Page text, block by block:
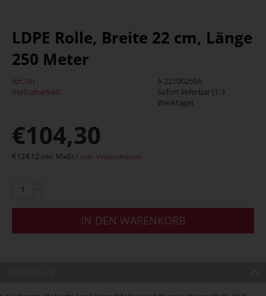
LDPE Rolle, Breite 22 cm, Länge
250 Meter
Art.-Nr.:
A 22100250A
Verfügbarkeit:
Sofort lieferbar (1-3
Werktage)
€104,30
€124,12 inkl. MwSt / exkl. Versandkosten
IN DEN WARENKORB